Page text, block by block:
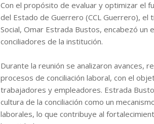
Con el propósito de evaluar y optimizar el
del Estado de Guerrero (CCL Guerrero),
Social, Omar Estrada Bustos, encabezó
conciliadores de la institución.
Durante la reunión se analizaron avances,
procesos de conciliación laboral, con el
trabajadores y empleadores. Estrada
cultura de la conciliación como un
laborales, lo que contribuye al